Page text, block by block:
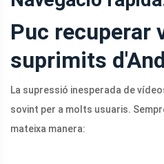
Puc recuperar
suprimits
La supressió inesperada de
sovint per a molts usuaris.
mateixa manera: